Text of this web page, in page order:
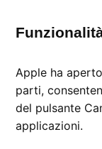
Apple ha
parti,
del pulsante
applicazioni.